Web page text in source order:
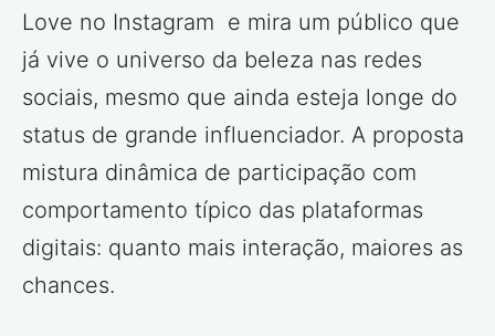
Love no Instagram e mira um público que
já vive o universo da beleza nas redes
sociais, mesmo que ainda esteja longe do
status de grande influenciador. A proposta
mistura dinâmica de participação com
comportamento típico das plataformas
digitais: quanto mais interação, maiores as
chances.